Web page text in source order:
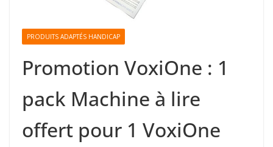
PRODUITS ADAPTÉS HANDICAP
Promotion VoxiOne : 1
pack Machine à lire
offert pour 1 VoxiOne